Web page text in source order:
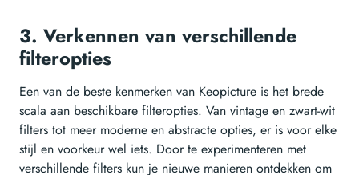
3. Verkennen van verschillende
filteropties
Een van de beste kenmerken van Keopicture is het brede
scala aan beschikbare filteropties. Van vintage en zwart-wit
filters tot meer moderne en abstracte opties, er is voor elke
stijl en voorkeur wel iets. Door te experimenteren met
verschillende filters kun je nieuwe manieren ontdekken om